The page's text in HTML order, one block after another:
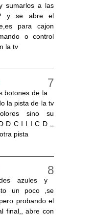
sumarlos a las
y se abre el
para cajon
o control
la tv
botones de la
la pista de la tv
sino su
D C I I I C D ,,
pista
azules y
un poco ,se
probando el
final,, abre con